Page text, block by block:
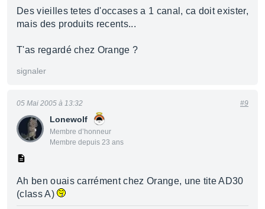
Des vieilles tetes d'occases a 1 canal, ca doit exister,
mais des produits recents...
T'as regardé chez Orange ?
signaler
Lonewolf
Membre d’honneur
Membre depuis 23 ans
05 Mai 2005 à 13:32 #9
Ah ben ouais carrément chez Orange, une tite AD30
(class A)